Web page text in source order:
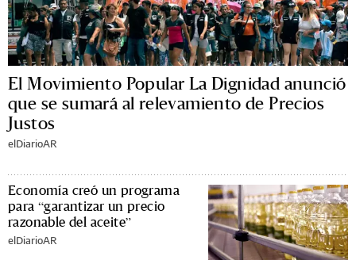
El Movimiento Popular La Dignidad anunció
que se sumará al relevamiento de Precios
Justos
elDiarioAR
Economía creó un programa
para “garantizar un precio
razonable del aceite”
elDiarioAR